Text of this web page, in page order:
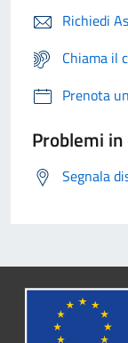
Richiedi
Chiama il
Prenota
Problemi
Segnala